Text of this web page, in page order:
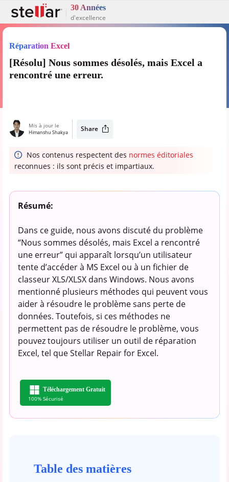
30 Années
d'excellence
Réparation Excel
[Résolu] Nous sommes désolés, mais Excel a
rencontré une erreur.
Mis à jour le
Himanshu Shakya Share
Nos contenus respectent des normes éditoriales
reconnues : ils sont précis et impartiaux.
Résumé:
Dans ce guide, nous avons discuté du problème
“Nous sommes désolés, mais Excel a rencontré
une erreur” qui apparaît lorsqu’un utilisateur
tente d’accéder à MS Excel ou à un fichier de
classeur XLS/XLSX dans Windows. Nous avons
mentionné plusieurs méthodes qui peuvent vous
aider à résoudre le problème sans perte de
données. Toutefois, si ces méthodes ne
permettent pas de résoudre le problème, vous
pouvez toujours utiliser un outil de réparation
Excel, tel que Stellar Repair for Excel.
Téléchargement Gratuit
100% Sécurisé
Table des matières